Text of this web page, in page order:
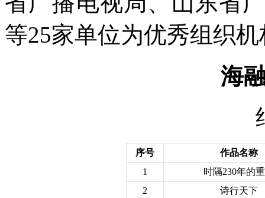
等25家单位为优秀组织
海
序号
作品名称
1
时隔230年的
2
诗行天下